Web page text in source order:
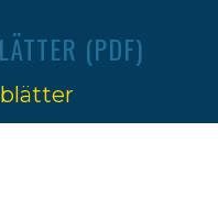
(PDF)